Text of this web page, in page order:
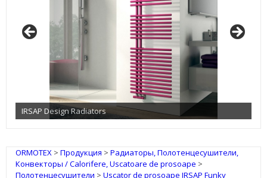
IRSAP Design Radiators
ORMOTEX > Продукция > Радиаторы, Полотенцесушители,
Конвекторы / Calorifere, Uscatoare de prosoape >
Полотенцесушители > Uscator de prosoape IRSAP Funky